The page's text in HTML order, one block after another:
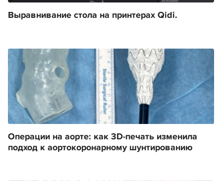
Выравнивание стола на принтерах Qidi.
Операции на аорте: как 3D-печать изменила
подход к аортокоронарному шунтированию